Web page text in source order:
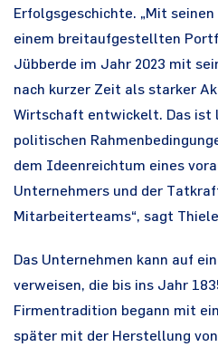
Erfolgsgeschichte. „Mit
einem breitaufgestellten
Jübberde im Jahr 2023 mit
nach kurzer Zeit als starker
Wirtschaft entwickelt. Das ist
politischen
dem Ideenreichtum eines
Unternehmers und der
Mitarbeiterteams“, sagt
Das Unternehmen kann auf
verweisen, die bis ins Jahr
Firmentradition begann mit
später mit der Herstellung